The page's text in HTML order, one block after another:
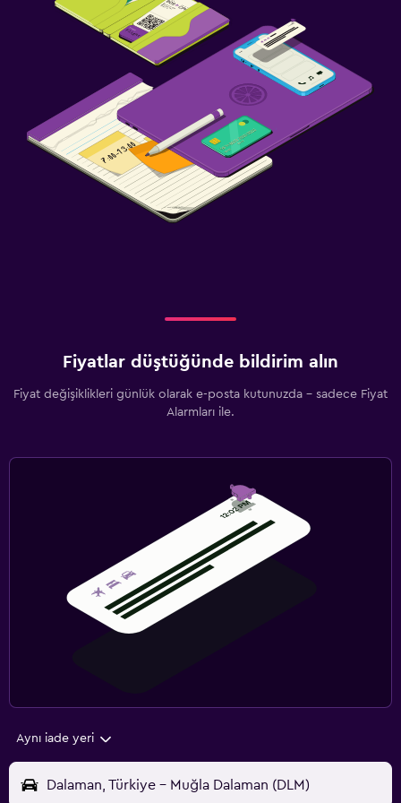
Fiyatlar düştüğünde bildirim alın
Fiyat değişiklikleri günlük olarak e-posta kutunuzda - sadece Fiyat
Alarmları ile.
Aynı iade yeri
Dalaman, Türkiye - Muğla Dalaman (DLM)